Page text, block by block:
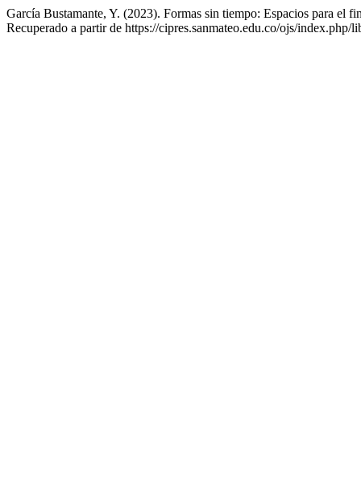
García Bustamante, Y. (2023). Formas sin tiempo: Espacios para el
Recuperado a partir de https://cipres.sanmateo.edu.co/ojs/index.php/